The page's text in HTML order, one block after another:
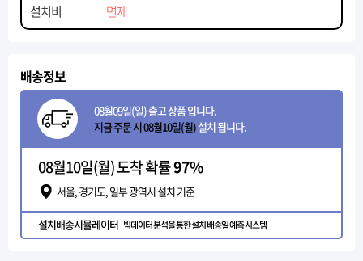
설치비
면제
배송정보
08월09일(일) 출고 상품 입니다.
지금 주문 시 08월10일(월)설치 됩니다.
08월10일(월) 도착 확률97%
서울, 경기도, 일부 광역시 설치 기준
설치배송시뮬레이터 빅데이터 분석을 통한 설치 배송일 예측 시스템